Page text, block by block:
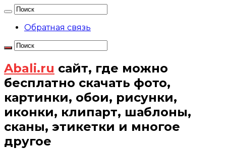
Обратная связь
Abali.ru сайт, где можно
бесплатно скачать фото,
картинки, обои, рисунки,
иконки, клипарт, шаблоны,
сканы, этикетки и многое
другое